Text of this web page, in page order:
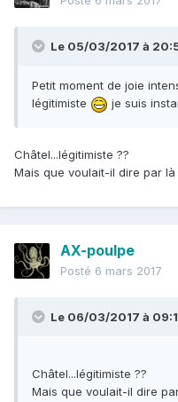
Le 05/03/2017 à
Petit moment de joie
légitimiste
je suis
Châtel...légitimiste ??
Mais que voulait-il dire par là
AX-poulpe
Posté 6 mars 2017
Le 06/03/2017 à
Châtel...légitimiste ??
Mais que voulait-il dire